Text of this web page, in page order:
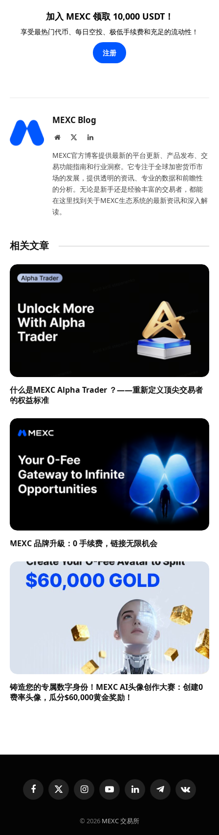
加入 MEXC 领取 10,000 USDT！
享受最热门代币、每日空投、极低手续费和充足的流动性！
注册
MEXC Blog
Website LinkedIn
MEXC官方博客提供最新的平台更新、产品发布、交
易功能指南和行业洞察。它专注于全球加密货币市
场的发展，提供透明的资讯、专业的数据和前瞻性
的分析。无论是新手还是经验丰富的交易者，都能
在这里找到关于MEXC生态系统的最新资讯和深入解
读。
相关文章
什么是MEXC Alpha Trader ？——重新定义顶尖交易者
的权益标准
MEXC 品牌升級：0 手续费，链接无限机会
铸造您的专属数字身份！MEXC AI头像创作大赛：创建0
费率头像，瓜分$60,000黄金奖励！
FacebookX
(Twitter)
InstagramYouTubeLinkedInTelegramVKontakte
© 2026 MEXC 交易所